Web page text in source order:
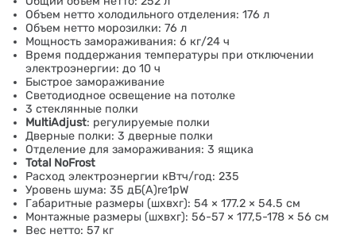
Объем нетто холодильного отделения: 176 л
Объем нетто морозилки: 76 л
Мощность замораживания: 6 кг/24 ч
Время поддержания температуры при отключении
электроэнергии: до 10 ч
Быстрое замораживание
Светодиодное освещение на потолке
3 стеклянные полки
MultiAdjust: регулируемые полки
Дверные полки: 3 дверные полки
Отделение для замораживания: 3 ящика
Total NoFrost
Расход электроэнергии кВтч/год: 235
Уровень шума: 35 дБ(А)re1pW
Габаритные размеры (шхвхг): 54 × 177.2 × 54.5 см
Монтажные размеры (шхвхг): 56-57 × 177,5-178 × 56 см
Вес нетто: 57 кг